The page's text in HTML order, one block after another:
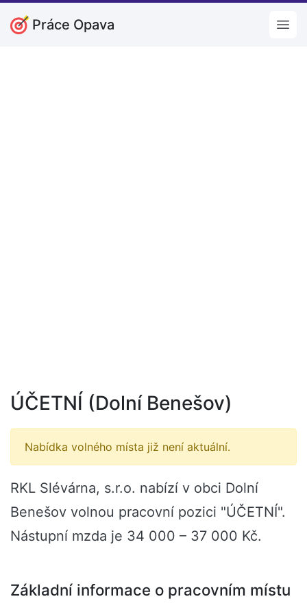
Práce Opava
ÚČETNÍ (Dolní Benešov)
Nabídka volného místa již není aktuální.
RKL Slévárna, s.r.o. nabízí v obci Dolní
Benešov volnou pracovní pozici "ÚČETNÍ".
Nástupní mzda je 34 000 – 37 000 Kč.
Základní informace o pracovním místu